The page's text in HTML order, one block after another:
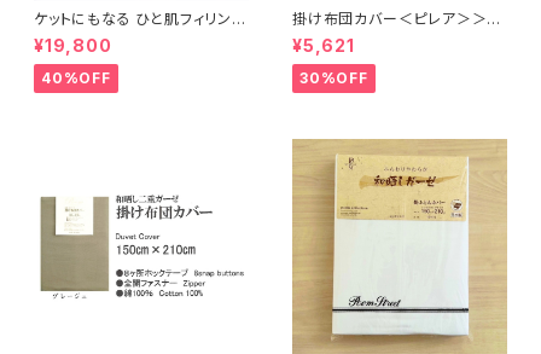
ケットにもなる ひと肌フィリング
カバー 150×210cm
¥19,800
40%OFF
掛け布団カバー＜ピレア＞＞シ
ングルロングサイズ（150×210c
m）表地【綿100％】花柄／裏【二
重ガーゼ】無地キナリ 8ヵ所紐
付き（ワンタッチボタン付テー
¥5,621
30%OFF